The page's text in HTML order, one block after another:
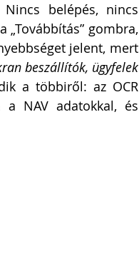
Nincs belépés, nincs
gombra,
jelent, mert
beszállítók, ügyfelek
a többiről: az OCR
a NAV adatokkal, és